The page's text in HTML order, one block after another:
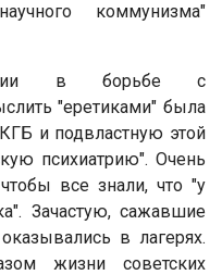
коммунизма"
в борьбе с
"еретиками" была
и подвластную этой
психиатрию". Очень
все знали, что "у
Зачастую, сажавшие
в лагерях.
жизни советских